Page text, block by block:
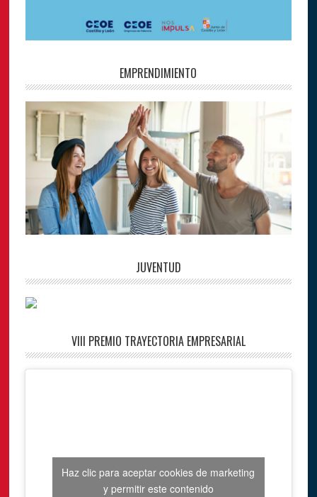
EMPRENDIMIENTO
JUVENTUD
VIII PREMIO TRAYECTORIA EMPRESARIAL
Haz clic para aceptar cookies de marketing
y permitir este contenido